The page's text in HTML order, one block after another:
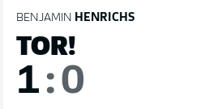
BENJAMIN HENRICHS
TOR!
1:0